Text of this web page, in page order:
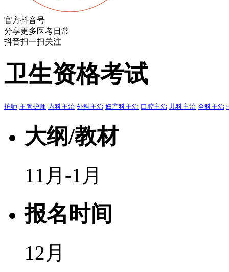
官方抖音号
分享更多医考日常
抖音扫一扫关注
卫生资格考试
护师 主管护师 内科主治 外科主治 妇产科主治 口腔主治 儿科主治 全科主治
大纲/教材
11月-1月
报名时间
12月